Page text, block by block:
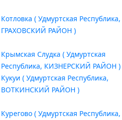
Котловка ( Удмуртская Республика,
ГРАХОВСКИЙ РАЙОН )
Крымская Слудка ( Удмуртская
Республика, КИЗНЕРСКИЙ РАЙОН )
Кукуи ( Удмуртская Республика,
ВОТКИНСКИЙ РАЙОН )
Курегово ( Удмуртская Республика,